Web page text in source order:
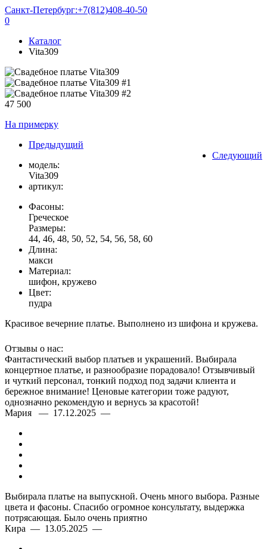
Санкт-Петербург:+7(812)408-40-50
0
Каталог
Vita309
47 500
На примерку
Предыдущий
Следующий
модель:
Vita309
артикул:
Фасоны:
Греческое
Размеры:
44, 46, 48, 50, 52, 54, 56, 58, 60
Длина:
макси
Материал:
шифон, кружево
Цвет:
пудра
Красивое вечерние платье. Выполнено из шифона и кружева.
Отзывы о нас:
Фантастический выбор платьев и украшений. Выбирала
концертное платье, и разнообразие порадовало! Отзывчивый
и чуткий персонал, тонкий подход под задачи клиента и
бережное внимание! Ценовые категории тоже радуют,
однозначно рекомендую и вернусь за красотой!
Мария — 17.12.2025 —
Выбирала платье на выпускной. Очень много выбора. Разные
цвета и фасоны. Спасибо огромное консультату, выдержка
потрясающая. Было очень приятно
Кира — 13.05.2025 —